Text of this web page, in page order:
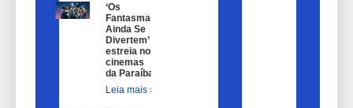
‘Os
Fantasmas
Ainda Se
Divertem’
estreia nos
cinemas
da Paraíba
Leia mais »